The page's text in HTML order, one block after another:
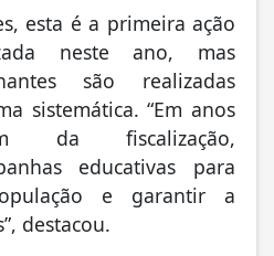
esta é a primeira ação
neste ano, mas
são realizadas
sistemática. “Em anos
da fiscalização,
educativas para
e garantir a
destacou.